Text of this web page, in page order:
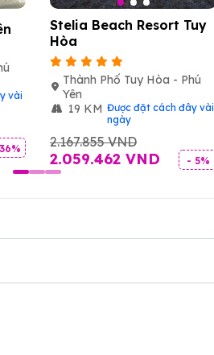
vài
Stelia Beach Resort Tuy
Hòa
Thành Phố Tuy Hòa - Phú
Yên
19 KM Được đặt cách đây vài
ngày
2.167.855 VND
2.059.462 VND - 5%